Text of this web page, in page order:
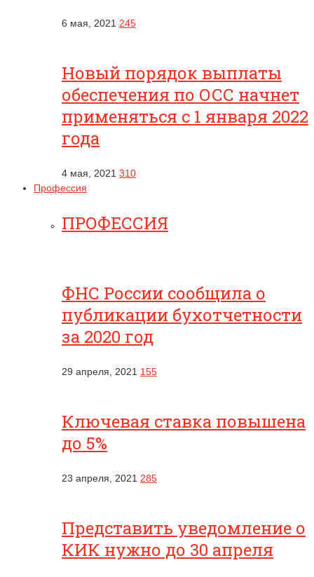
6 мая, 2021 245
Новый порядок выплаты
обеспечения по ОСС начнет
применяться с 1 января 2022
года
4 мая, 2021 310
Профессия
ПРОФЕССИЯ
ФНС России сообщила о
публикации бухотчетности
за 2020 год
29 апреля, 2021 155
Ключевая ставка повышена
до 5%
23 апреля, 2021 285
Представить уведомление о
КИК нужно до 30 апреля